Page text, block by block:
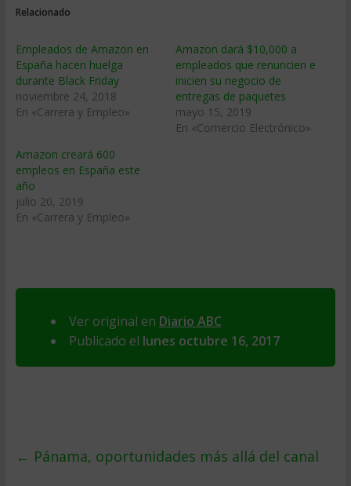
Relacionado
Empleados de Amazon en
España hacen huelga
durante Black Friday
noviembre 24, 2018
En «Carrera y Empleo»
Amazon dará $10,000 a
empleados que renuncien e
inicien su negocio de
entregas de paquetes
mayo 15, 2019
En «Comercio Electrónico»
Amazon creará 600
empleos en España este
año
julio 20, 2019
En «Carrera y Empleo»
Ver original en Diario ABC
Publicado el lunes octubre 16, 2017
← Pánama, oportunidades más allá del canal